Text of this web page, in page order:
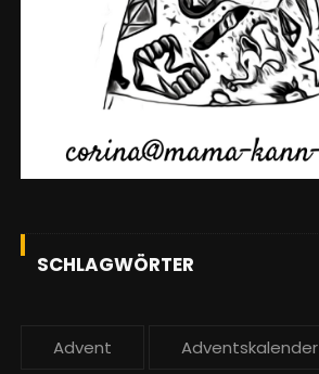
SCHLAGWÖRTER
Advent Adventskalender